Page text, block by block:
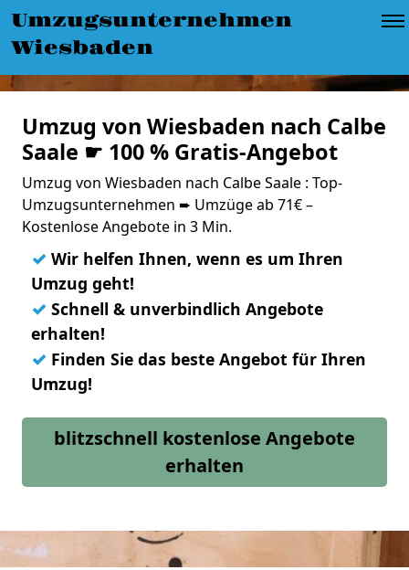
Umzugsunternehmen
Wiesbaden
Umzug von Wiesbaden nach Calbe
Saale ☛ 100 % Gratis-Angebot
Umzug von Wiesbaden nach Calbe Saale : Top-
Umzugsunternehmen ➨ Umzüge ab 71€ –
Kostenlose Angebote in 3 Min.
✓ Wir helfen Ihnen, wenn es um Ihren
Umzug geht!
✓ Schnell & unverbindlich Angebote
erhalten!
✓ Finden Sie das beste Angebot für Ihren
Umzug!
blitzschnell kostenlose Angebote
erhalten